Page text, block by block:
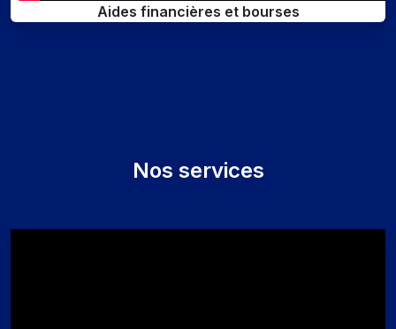
Aides financières et bourses
Nos services